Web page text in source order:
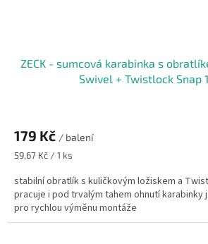
ZECK - sumcová karabinka s
Swivel + Twistlock Snap
179 Kč / balení
Měrná
59,67 Kč / 1 ks
stabilní obratlík s kuličkovým ložiskem a
pracuje i pod trvalým tahem ohnutí karabinky
pro rychlou výměnu montáže